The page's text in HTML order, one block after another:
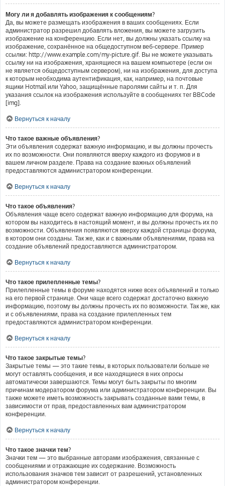
Могу ли я добавлять изображения к сообщениям?
Да, вы можете размещать изображения в ваших сообщениях. Если
администратор разрешил добавлять вложения, вы можете загрузить
изображение на конференцию. Если нет, вы должны указать ссылку на
изображение, сохранённое на общедоступном веб-сервере. Пример
ссылки: http://www.example.com/my-picture.gif. Вы не можете указывать
ссылку ни на изображения, хранящиеся на вашем компьютере (если он
не является общедоступным сервером), ни на изображения, для доступа
к которым необходима аутентификация, как, например, на почтовые
ящики Hotmail или Yahoo, защищённые паролями сайты и т. п. Для
указания ссылок на изображения используйте в сообщениях тег BBCode
[img].
Вернуться к началу
Что такое важные объявления?
Эти объявления содержат важную информацию, и вы должны прочесть
их по возможности. Они появляются вверху каждого из форумов и в
вашем личном разделе. Права на создание важных объявлений
предоставляются администратором конференции.
Вернуться к началу
Что такое объявления?
Объявления чаще всего содержат важную информацию для форума, на
котором вы находитесь в настоящий момент, и вы должны прочесть их по
возможности. Объявления появляются вверху каждой страницы форума,
в котором они созданы. Так же, как и с важными объявлениями, права на
создание объявлений предоставляются администратором.
Вернуться к началу
Что такое прилепленные темы?
Прилепленные темы в форуме находятся ниже всех объявлений и только
на его первой странице. Они чаще всего содержат достаточно важную
информацию, поэтому вы должны прочесть их по возможности. Так же, как
и с объявлениями, права на создание прилепленных тем
предоставляются администратором конференции.
Вернуться к началу
Что такое закрытые темы?
Закрытые темы — это такие темы, в которых пользователи больше не
могут оставлять сообщения, и все находящиеся в них опросы
автоматически завершаются. Темы могут быть закрыты по многим
причинам модератором форума или администратором конференции. Вы
также можете иметь возможность закрывать созданные вами темы, в
зависимости от прав, предоставленных вам администратором
конференции.
Вернуться к началу
Что такое значки тем?
Значки тем — это выбранные авторами изображения, связанные с
сообщениями и отражающие их содержание. Возможность
использования значков тем зависит от разрешений, установленных
администратором конференции.